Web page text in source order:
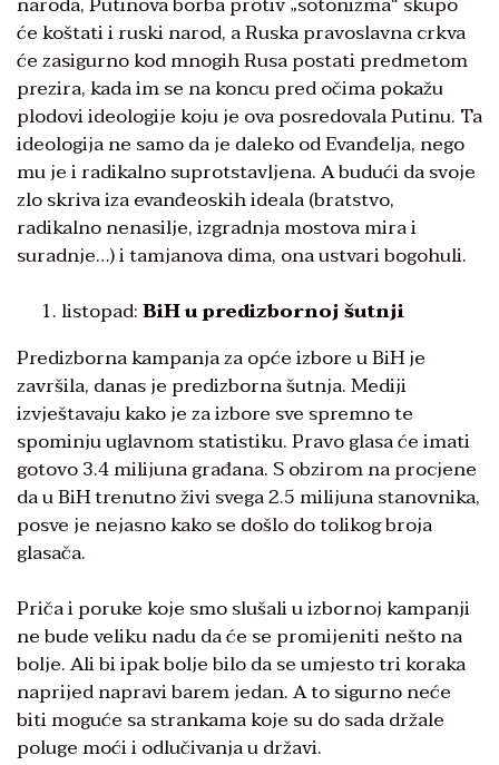
će koštati i ruski narod, a Ruska pravoslavna crkva
će zasigurno kod mnogih Rusa postati predmetom
prezira, kada im se na koncu pred očima pokažu
plodovi ideologije koju je ova posredovala Putinu. Ta
ideologija ne samo da je daleko od Evanđelja, nego
mu je i radikalno suprotstavljena. A budući da svoje
zlo skriva iza evanđeoskih ideala (bratstvo,
radikalno nenasilje, izgradnja mostova mira i
suradnje…) i tamjanova dima, ona ustvari bogohuli.
listopad:BiH u predizbornoj šutnji
Predizborna kampanja za opće izbore u BiH je
završila, danas je predizborna šutnja. Mediji
izvještavaju kako je za izbore sve spremno te
spominju uglavnom statistiku. Pravo glasa će imati
gotovo 3.4 milijuna građana. S obzirom na procjene
da u BiH trenutno živi svega 2.5 milijuna stanovnika,
posve je nejasno kako se došlo do tolikog broja
glasača.
Priča i poruke koje smo slušali u izbornoj kampanji
ne bude veliku nadu da će se promijeniti nešto na
bolje. Ali bi ipak bolje bilo da se umjesto tri koraka
naprijed napravi barem jedan. A to sigurno neće
biti moguće sa strankama koje su do sada držale
poluge moći i odlučivanja u državi.